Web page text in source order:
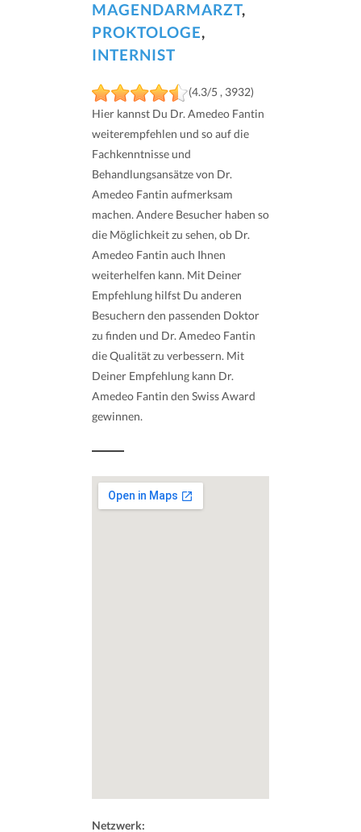
MAGENDARMARZT,
PROKTOLOGE,
INTERNIST
(4.3/5 , 3932)
Hier kannst Du Dr. Amedeo Fantin
weiterempfehlen und so auf die
Fachkenntnisse und
Behandlungsansätze von Dr.
Amedeo Fantin aufmerksam
machen. Andere Besucher haben so
die Möglichkeit zu sehen, ob Dr.
Amedeo Fantin auch Ihnen
weiterhelfen kann. Mit Deiner
Empfehlung hilfst Du anderen
Besuchern den passenden Doktor
zu finden und Dr. Amedeo Fantin
die Qualität zu verbessern. Mit
Deiner Empfehlung kann Dr.
Amedeo Fantin den Swiss Award
gewinnen.
Netzwerk: